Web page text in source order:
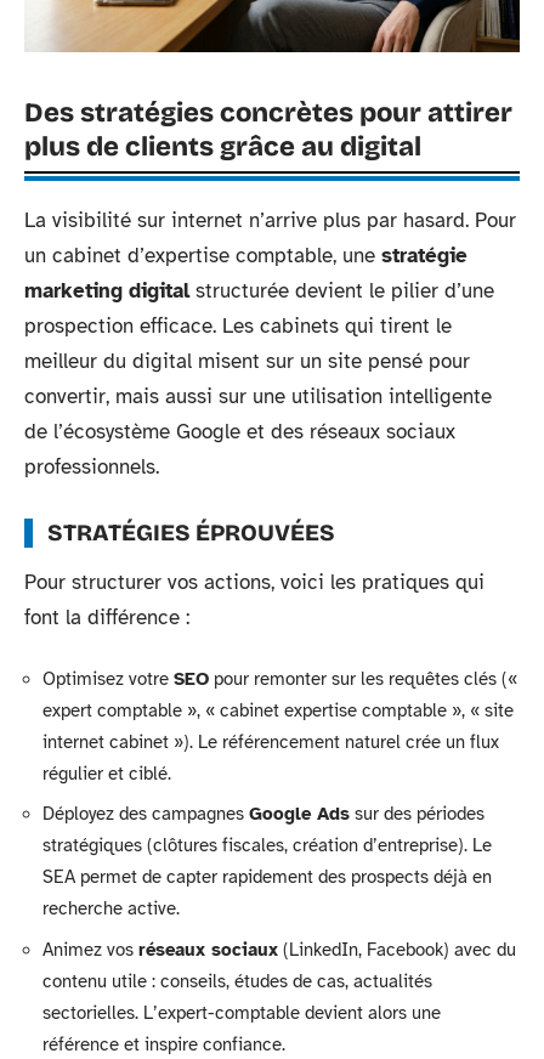
Des stratégies concrètes pour attirer
plus de clients grâce au digital
La visibilité sur internet n’arrive plus par hasard. Pour
un cabinet d’expertise comptable, une stratégie
marketing digitalstructurée devient le pilier d’une
prospection efficace. Les cabinets qui tirent le
meilleur du digital misent sur un site pensé pour
convertir, mais aussi sur une utilisation intelligente
de l’écosystème Google et des réseaux sociaux
professionnels.
STRATÉGIES ÉPROUVÉES
Pour structurer vos actions, voici les pratiques qui
font la différence :
Optimisez votre SEO pour remonter sur les requêtes clés («
expert comptable », « cabinet expertise comptable », « site
internet cabinet »). Le référencement naturel crée un flux
régulier et ciblé.
Déployez des campagnes Google Ads sur des périodes
stratégiques (clôtures fiscales, création d’entreprise). Le
SEA permet de capter rapidement des prospects déjà en
recherche active.
Animez vos réseaux sociaux (LinkedIn, Facebook) avec du
contenu utile : conseils, études de cas, actualités
sectorielles. L’expert-comptable devient alors une
référence et inspire confiance.